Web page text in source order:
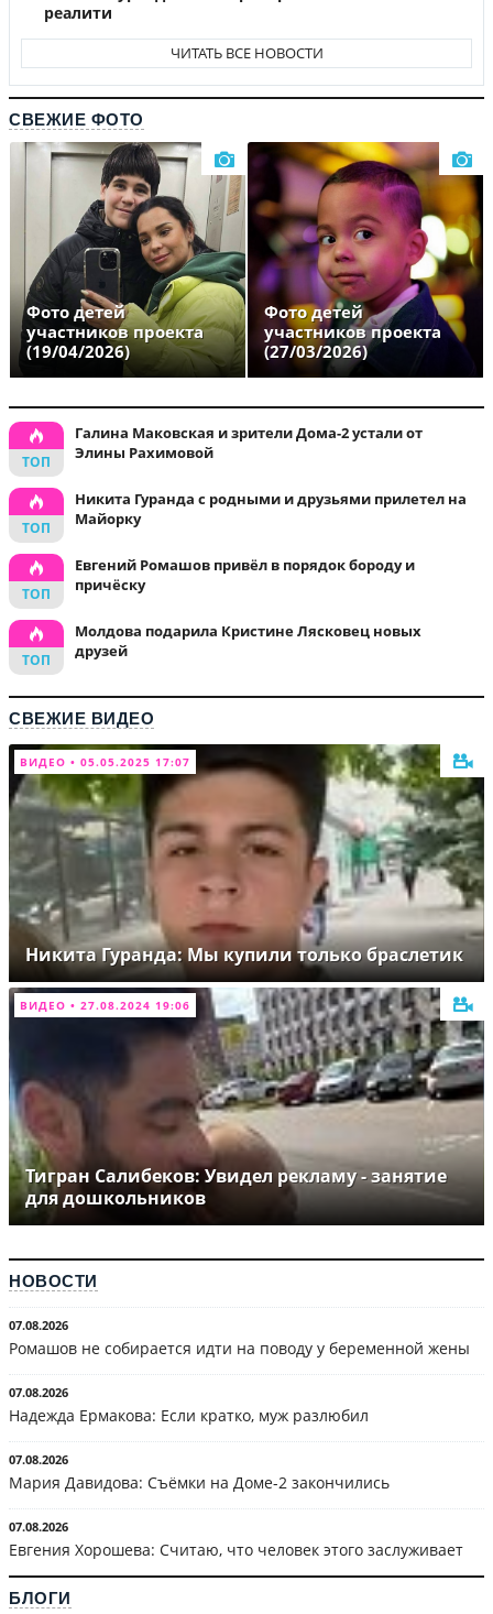
реалити
ЧИТАТЬ ВСЕ НОВОСТИ
СВЕЖИЕ ФОТО
Фото детей
участников проекта
(19/04/2026)
Фото детей
участников проекта
(27/03/2026)
Галина Маковская и зрители Дома-2 устали от
Элины Рахимовой
Никита Гуранда с родными и друзьями прилетел на
Майорку
Евгений Ромашов привёл в порядок бороду и
причёску
Молдова подарила Кристине Лясковец новых
друзей
СВЕЖИЕ ВИДЕО
ВИДЕО • 05.05.2025 17:07
Никита Гуранда: Мы купили только браслетик
ВИДЕО • 27.08.2024 19:06
Тигран Салибеков: Увидел рекламу - занятие
для дошкольников
НОВОСТИ
07.08.2026
Ромашов не собирается идти на поводу у беременной жены
07.08.2026
Надежда Ермакова: Если кратко, муж разлюбил
07.08.2026
Мария Давидова: Съёмки на Доме-2 закончились
07.08.2026
Евгения Хорошева: Считаю, что человек этого заслуживает
БЛОГИ